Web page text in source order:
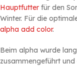
Hauptfutter für den
Winter. Für die
alpha add color.
Beim alpha wurde
zusammengeführt